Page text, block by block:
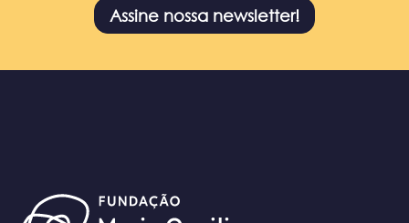
Assine nossa newsletter!